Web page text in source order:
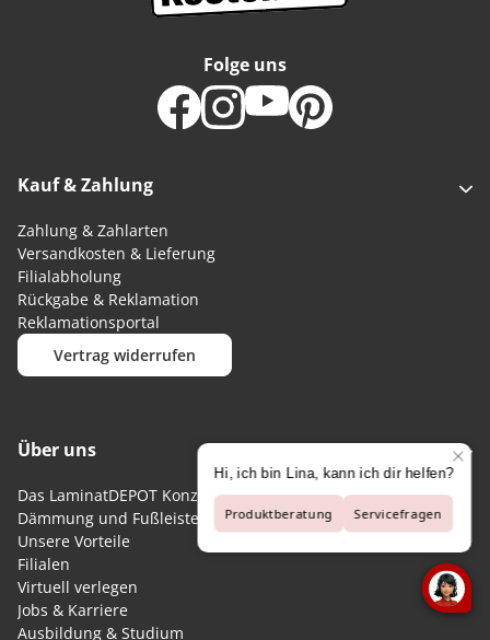
Kauf & Zahlung
Zahlung & Zahlarten
Versandkosten & Lieferung
Filialabholung
Rückgabe & Reklamation
Reklamationsportal
Vertrag widerrufen
Folge uns
Über uns
Das LaminatDEPOT Konzept
Dämmung und Fußleisten kostenlos
Unsere Vorteile
Filialen
Virtuell verlegen
Jobs & Karriere
Ausbildung & Studium